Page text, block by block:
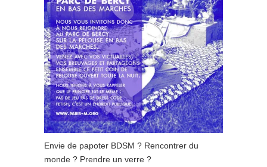
Envie de papoter BDSM ? Rencontrer du
monde ? Prendre un verre ?